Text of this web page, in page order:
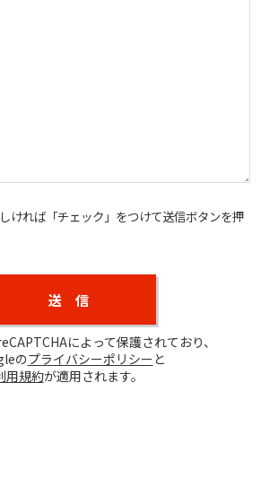
ければ「チェック」をつけて送信ボタンを押
によって保護されており、
のプライバシーポリシーと
用規約が適用されます。